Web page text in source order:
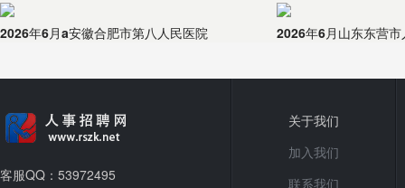
2026年6月a安徽合肥市第八人民医院 2026年6月山东东营
客服QQ：53972495
关于我们
加入我们
联系我们